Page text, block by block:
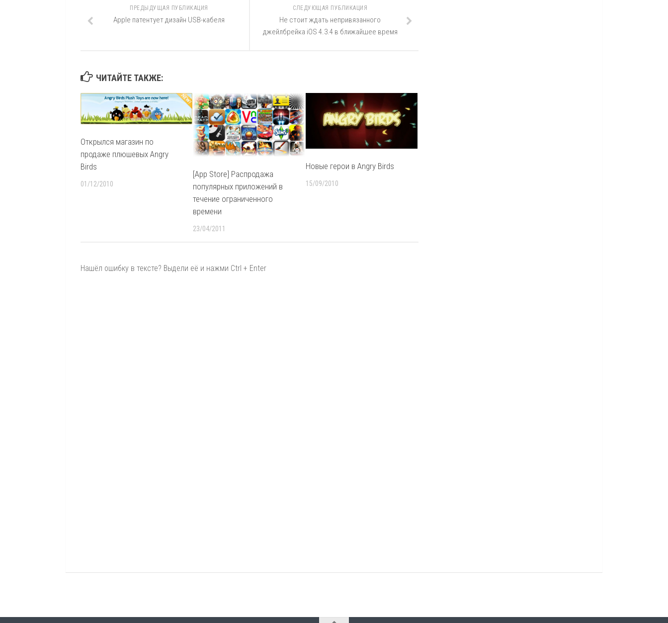
СЛЕДУЮЩАЯ ПУБЛИКАЦИЯ
Не стоит ждать непривязанного
джейлбрейка iOS 4.3.4 в ближайшее время
ПРЕДЫДУЩАЯ ПУБЛИКАЦИЯ
Apple патентует дизайн USB-кабеля
ЧИТАЙТЕ ТАКЖЕ:
Открылся магазин по
продаже плюшевых Angry
Birds
01/12/2010
[App Store] Распродажа
популярных приложений в
течение ограниченного
времени
23/04/2011
Новые герои в Angry Birds
15/09/2010
Нашёл ошибку в тексте? Выдели её и нажми Ctrl + Enter